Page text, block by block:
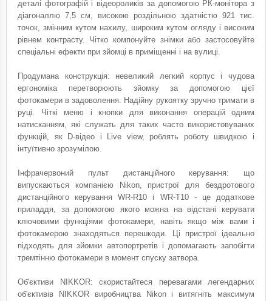
деталі фотографій і відеороликів за допомогою РК-монітора з
діагоналлю 7,5 см, високою роздільною здатністю 921 тис.
точок, змінним кутом нахилу, широким кутом огляду і високим
рівнем контрасту. Чітко компонуйте знімки або застосовуйте
спеціальні ефекти при зйомці в приміщенні і на вулиці.
Продумана конструкція: невеликий легкий корпус і чудова
ергономіка перетворюють зйомку за допомогою цієї
фотокамери в задоволення. Надійну рукоятку зручно тримати в
руці. Чіткі меню і кнопки для виконання операцій одним
натисканням, які служать для таких часто використовуваних
функцій, як D-відео і Live view, роблять роботу швидкою і
інтуїтивно зрозумілою.
Інфрачервоний пульт дистанційного керування: що
випускаються компанією Nikon, пристрої для бездротового
дистанційного керування WR-R10 і WR-T10 - це додаткове
приладдя, за допомогою якого можна на відстані керувати
ключовими функціями фотокамери, навіть якщо між вами і
фотокамерою знаходяться перешкоди. Ці пристрої ідеально
підходять для зйомки автопортретів і допомагають запобігти
тремтінню фотокамери в момент спуску затвора.
Об'єктиви NIKKOR: скористайтеся перевагами легендарних
об'єктивів NIKKOR виробництва Nikon і витягніть максимум